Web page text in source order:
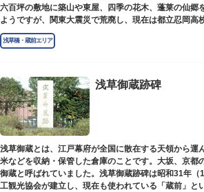
六百坪の敷地に築山や東屋、四季の花木、蓬莱の仙郷
ようですが、関東大震災で荒廃し、現在は都立忍岡高
指定の天然記念物の大イチョウを残すのみです。
浅草橋・蔵前エリア
浅草御蔵跡碑
浅草御蔵とは、江戸幕府が全国に散在する天領から運
米などを収納・保管した倉庫のことです。大坂、京都
御蔵と呼ばれていました。浅草御蔵跡碑は昭和31年（
工観光協会が建立し、現在も使われている「蔵前」と